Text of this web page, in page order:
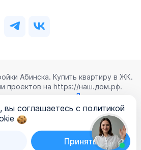
Абинска. Купить квартиру в ЖК.
проектов на https://наш.дом.рф.
согласие с
Лицензионным
конфиденциальностии
данных
вы соглашаетесь с политикой
Принять